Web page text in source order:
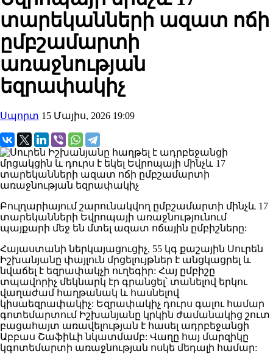
տարեկանների ազատ ոճի
ըմբշամարտի
առաջնության
եզրափակիչ
Սպորտ 15 Մայիս, 2026 19:09
Բուլղարիայում շարունակվող ըմբշամարտի մինչև 17
տարեկանների Եվրոպայի առաջնությունում
պայքարի մեջ են մտել ազատ ոճային ըմբիշները:
Հայաստանի ներկայացուցիչ, 55 կգ քաշային Սուրեն
Իշխանյանը փայլուն մրցելույթներ է անցկացրել և
նվաճել է եզրափակչի ուղեգիր: Հայ ըմբիշը
տպավորիչ մեկնարկ էր գրանցել՝ տանելով երկու
վաղաժամ հաղթանակ և հասնելով
կիսաեզրափակիչ: Եզրափակիչ դուրս գալու համար
գոտեմարտում Իշխանյանը կրկին ժամանակից շուտ
բացահայտ առավելության է հասել ադրբեջանցի
Աբբաս Շաֆիևի նկատմամբ: Վաղը հայ մարզիկը
կգոտեմարտի առաջնության ոսկե մեդալի համար: